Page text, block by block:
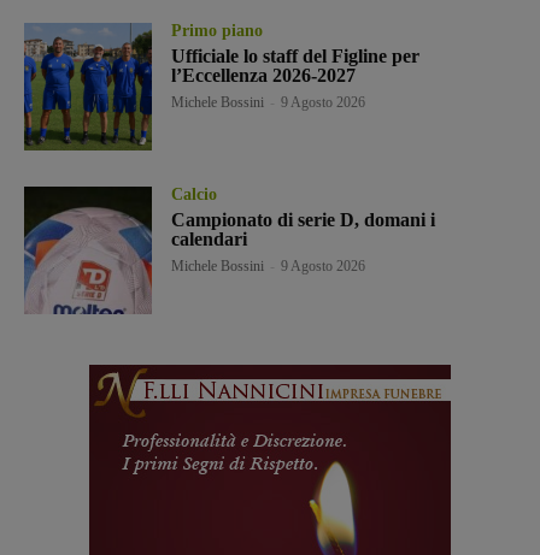
Primo piano
Ufficiale lo staff del Figline per
l’Eccellenza 2026-2027
Michele Bossini 9 Agosto 2026
Calcio
Campionato di serie D, domani i
calendari
Michele Bossini 9 Agosto 2026